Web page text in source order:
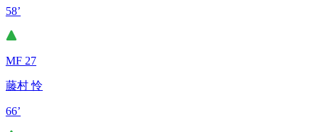
58’
MF 27
藤村 怜
66’